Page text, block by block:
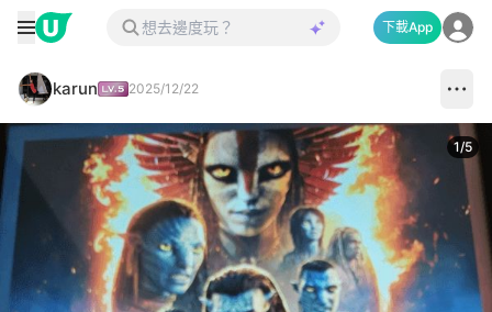
下載App
karun 2025/12/22
1/5